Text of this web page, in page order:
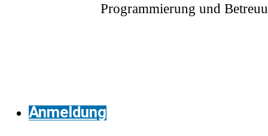
Programmierung und
Anmeldung